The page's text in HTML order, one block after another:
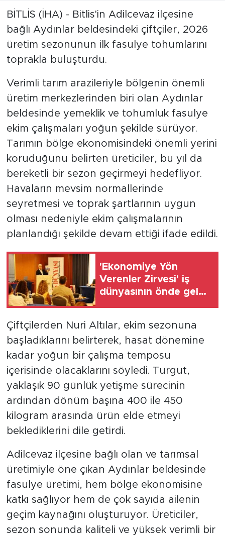
BİTLİS (İHA) - Bitlis'in Adilcevaz ilçesine
bağlı Aydınlar beldesindeki çiftçiler, 2026
üretim sezonunun ilk fasulye tohumlarını
toprakla buluşturdu.
Verimli tarım arazileriyle bölgenin önemli
üretim merkezlerinden biri olan Aydınlar
beldesinde yemeklik ve tohumluk fasulye
ekim çalışmaları yoğun şekilde sürüyor.
Tarımın bölge ekonomisindeki önemli yerini
koruduğunu belirten üreticiler, bu yıl da
bereketli bir sezon geçirmeyi hedefliyor.
Havaların mevsim normallerinde
seyretmesi ve toprak şartlarının uygun
olması nedeniyle ekim çalışmalarının
planlandığı şekilde devam ettiği ifade edildi.
'Ekonomiye Yön
Verenler Zirvesi' iş
dünyasının önde gelen
Çiftçilerden Nuri Altılar, ekim sezonuna
başladıklarını belirterek, hasat dönemine
kadar yoğun bir çalışma temposu
içerisinde olacaklarını söyledi. Turgut,
yaklaşık 90 günlük yetişme sürecinin
ardından dönüm başına 400 ile 450
kilogram arasında ürün elde etmeyi
beklediklerini dile getirdi.
Adilcevaz ilçesine bağlı olan ve tarımsal
üretimiyle öne çıkan Aydınlar beldesinde
fasulye üretimi, hem bölge ekonomisine
katkı sağlıyor hem de çok sayıda ailenin
geçim kaynağını oluşturuyor. Üreticiler,
sezon sonunda kaliteli ve yüksek verimli bir